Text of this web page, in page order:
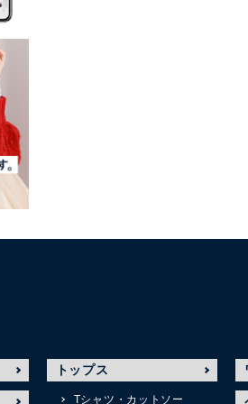
トップス
Tシャツ・カットソー